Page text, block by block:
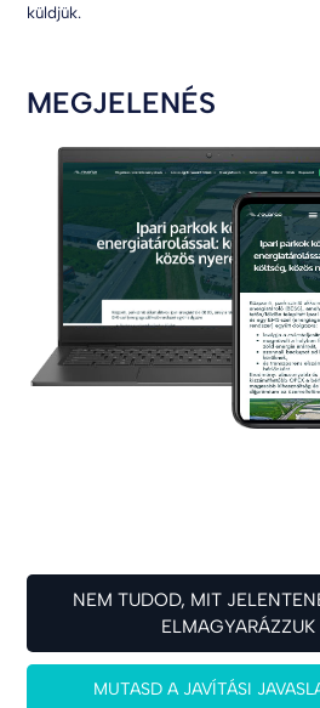
küldjük.
MEGJELENÉS
NEM TUDOD, MIT
ELMAGYARÁZZUK
MUTASD A JAVÍTÁSI